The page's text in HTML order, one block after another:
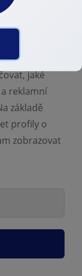
stran jako
Díky
zobrazovat
Soubory
jaké
reklamní
základě
profily o
zobrazovat